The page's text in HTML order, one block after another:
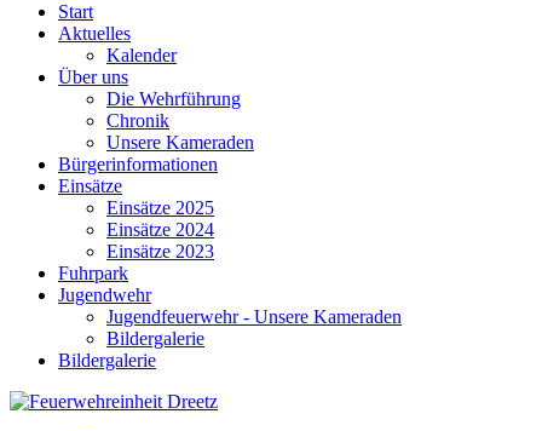
Start
Aktuelles
Kalender
Über uns
Die Wehrführung
Chronik
Unsere Kameraden
Bürgerinformationen
Einsätze
Einsätze 2025
Einsätze 2024
Einsätze 2023
Fuhrpark
Jugendwehr
Jugendfeuerwehr - Unsere Kameraden
Bildergalerie
Bildergalerie